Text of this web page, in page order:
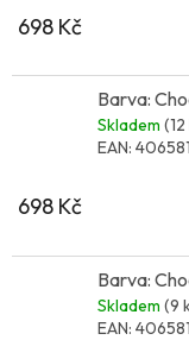
698 Kč
Barva:
Skladem
EAN:
698 Kč
Barva:
Skladem (9
EAN: